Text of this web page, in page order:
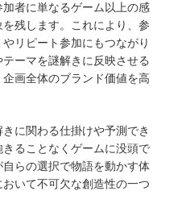
者に単なるゲーム以上の感
残します。これにより、参
リピート参加にもつながり
ーマを謎解きに反映させる
画全体のブランド価値を高
に関わる仕掛けや予測でき
ることなくゲームに没頭で
らの選択で物語を動かす体
いて不可欠な創造性の一つ